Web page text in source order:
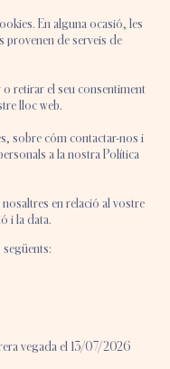
En alguna ocasió, les
provenen de serveis de
retirar el seu consentiment
lloc web.
sobre cóm contactar-nos i
a la nostra Política
en relació al vostre
i la data.
vegada el 13/07/2026